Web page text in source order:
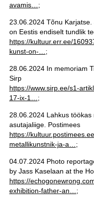
avamis… ;
23.06.2024 Tõnu
on Eestis endiselt tundlik
https://kultuur.err.ee/
kunst-on-… ;
28.06.2024 In memoriam
Sirp
https://www.sirp.ee/s1-
17-ix-1… ;
28.06.2024 Lahkus
asutajaliige. Postimees
https://
metallikunstnik-ja-a… ;
04.07.2024 Photo
by Jass Kaselaan at the
https://
exhibition-father-an… ;